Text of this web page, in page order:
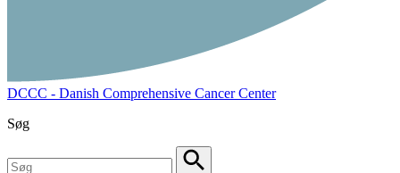
DCCC - Danish Comprehensive Cancer Center
Søg